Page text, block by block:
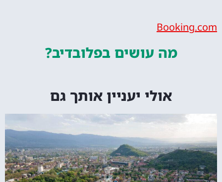
מה עושים בפלובדיב?
אולי יעניין אותך גם